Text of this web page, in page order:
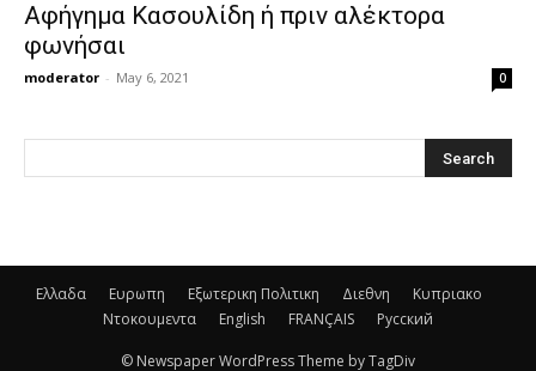
Αφήγημα Κασουλίδη ή πριν αλέκτορα
φωνήσαι
moderator - May 6, 2021 0
Ελλαδα Ευρωπη Εξωτερικη Πολιτικη Διεθνη
Κυπριακο
Ντοκουμεντα
English FRANÇAIS Русский
© Newspaper WordPress Theme by TagDiv